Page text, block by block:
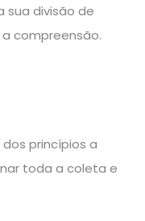
sua divisão de
compreensão.
princípios a
toda a coleta e